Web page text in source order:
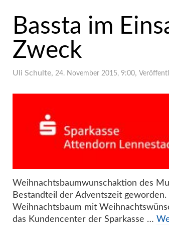
Bassta im
Zweck
Uli Schulte, 24. November 2015, 9:00,
Weihnachtsbaumwunschaktion des
Bestandteil der Adventszeit
Weihnachtsbaum mit
das Kundencenter der Sparkasse …